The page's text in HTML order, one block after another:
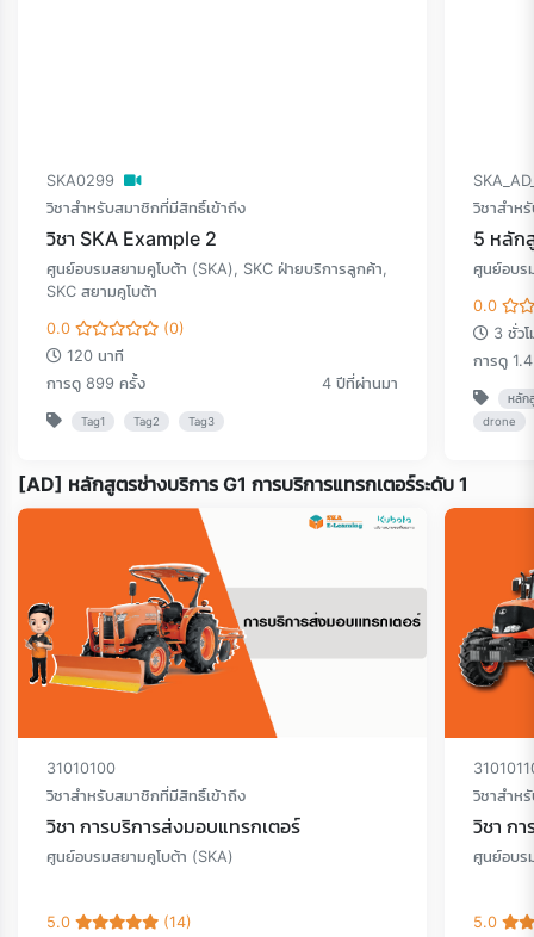
SKA0299
วิชาสำหรับสมาชิกที่มีสิทธิ์เข้าถึง
วิชา SKA Example 2
ศูนย์อบรมสยามคูโบต้า (SKA), SKC ฝ่ายบริการลูกค้า,
SKC สยามคูโบต้า
0.0
(0)
120 นาที
การดู 899 ครั้ง
4 ปีที่ผ่านมา
Tag1 Tag2 Tag3
วิชาสำห
5 หลัก
ศูนย์อบร
0.0
3 ชั่วโ
การดู
หลัก
drone
[AD] หลักสูตรช่างบริการ G1 การบริการแทรกเตอร์ระดับ 1
31010100
วิชาสำหรับสมาชิกที่มีสิทธิ์เข้าถึง
วิชา การบริการส่งมอบแทรกเตอร์
ศูนย์อบรมสยามคูโบต้า (SKA)
5.0
(14)
วิชาสำห
วิชา ก
ศูนย์อบร
5.0
Loading...